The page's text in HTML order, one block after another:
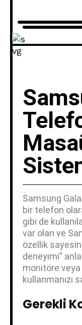
Samsung
bir telefon
gibi de
var olan ve
özellik
deneyimi”
monitöre
kullanmanızı
Gerekli